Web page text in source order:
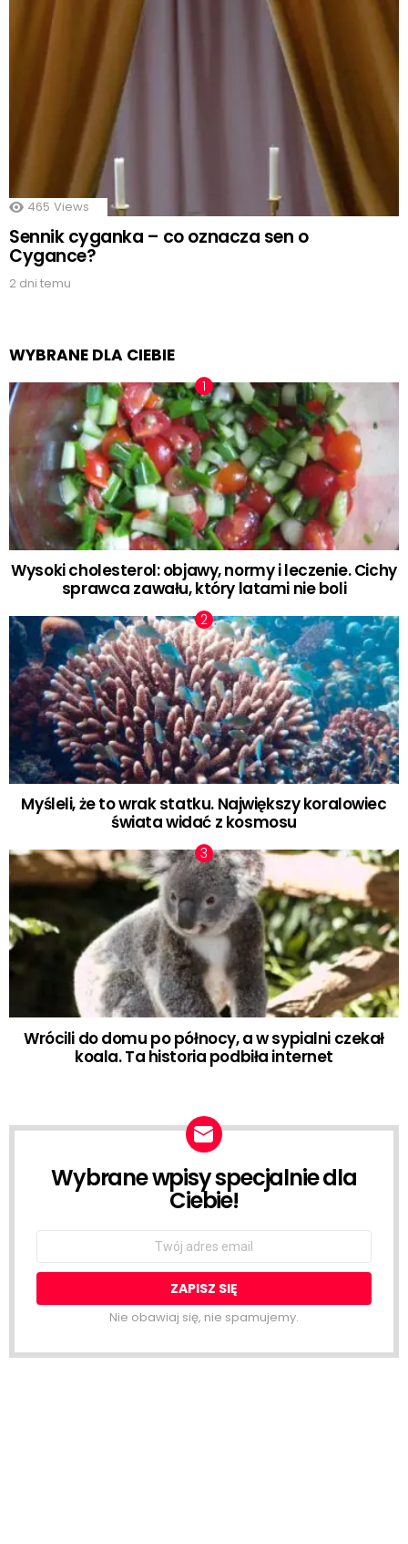
465 Views
Sennik cyganka – co oznacza sen o
Cygance?
2 dni temu
WYBRANE DLA CIEBIE
Wysoki cholesterol: objawy, normy i leczenie. Cichy
sprawca zawału, który latami nie boli
Myśleli, że to wrak statku. Największy koralowiec
świata widać z kosmosu
Wrócili do domu po północy, a w sypialni czekał
koala. Ta historia podbiła internet
NEWSLETTER
Wybrane wpisy specjalnie dla
Ciebie!
Email
Nie obawiaj się, nie spamujemy.